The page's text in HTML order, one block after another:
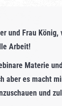
und Frau König,
Arbeit!
Materie
aber es macht
und